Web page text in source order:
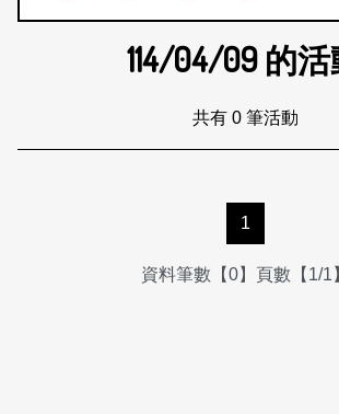
114/04/09 的活
共有 0 筆活動
1
資料筆數【0】頁數【1/1】